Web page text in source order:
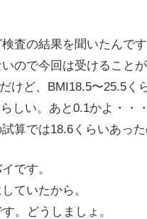
査の結果を聞いたんです
ので今回は受けることが
けど、BMI18.5〜25.5く
しい。あと0.1かよ・・・
算では18.6くらいあった
です。
ていたから。
。どうしましょ。